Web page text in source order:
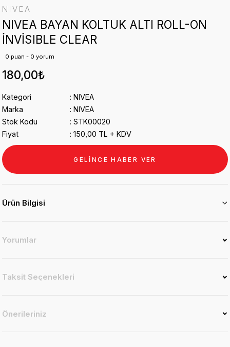
NIVEA
NIVEA BAYAN KOLTUK ALTI ROLL-ON
İNVİSIBLE CLEAR
0 puan - 0 yorum
180,00₺
Kategori
NIVEA
Marka
NIVEA
Stok Kodu
STK00020
Fiyat
150,00 TL + KDV
GELİNCE HABER VER
Ürün Bilgisi
Yorumlar
Taksit Seçenekleri
Önerileriniz